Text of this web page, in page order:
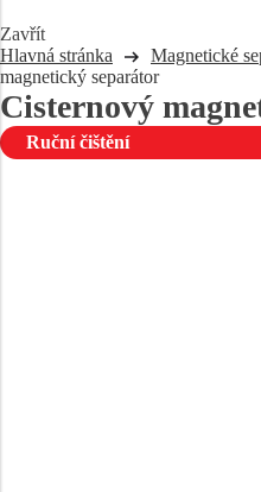
Zavřít
Hlavná stránka Magnetické
magnetický separátor
Cisternový
Ruční čištění